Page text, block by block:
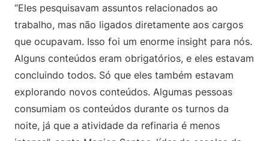
“Eles pesquisavam assuntos relacionados ao
trabalho, mas não ligados diretamente aos cargos
que ocupavam. Isso foi um enorme insight para nós.
Alguns conteúdos eram obrigatórios, e eles estavam
concluindo todos. Só que eles também estavam
explorando novos conteúdos. Algumas pessoas
consumiam os conteúdos durante os turnos da
noite, já que a atividade da refinaria é menos